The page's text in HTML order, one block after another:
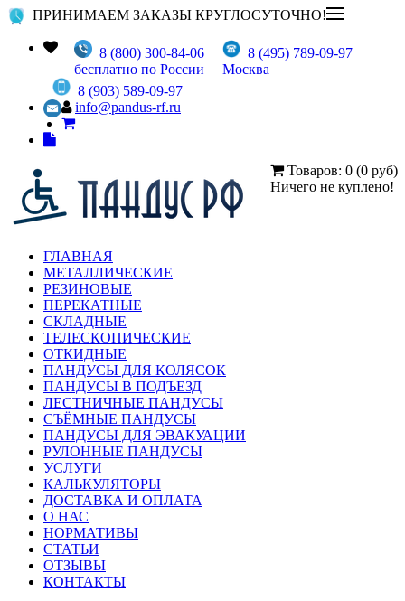
ПРИНИМАЕМ ЗАКАЗЫ КРУГЛОСУТОЧНО!
8 (800) 300-84-06
бесплатно по России
8 (495) 789-09-97
Москва
8 (903) 589-09-97
info@pandus-rf.ru
Товаров: 0 (0 руб)
Ничего не куплено!
ГЛАВНАЯ
МЕТАЛЛИЧЕСКИЕ
РЕЗИНОВЫЕ
ПЕРЕКАТНЫЕ
СКЛАДНЫЕ
ТЕЛЕСКОПИЧЕСКИЕ
ОТКИДНЫЕ
ПАНДУСЫ ДЛЯ КОЛЯСОК
ПАНДУСЫ В ПОДЪЕЗД
ЛЕСТНИЧНЫЕ ПАНДУСЫ
СЪЁМНЫЕ ПАНДУСЫ
ПАНДУСЫ ДЛЯ ЭВАКУАЦИИ
РУЛОННЫЕ ПАНДУСЫ
УСЛУГИ
КАЛЬКУЛЯТОРЫ
ДОСТАВКА И ОПЛАТА
О НАС
НОРМАТИВЫ
СТАТЬИ
ОТЗЫВЫ
КОНТАКТЫ